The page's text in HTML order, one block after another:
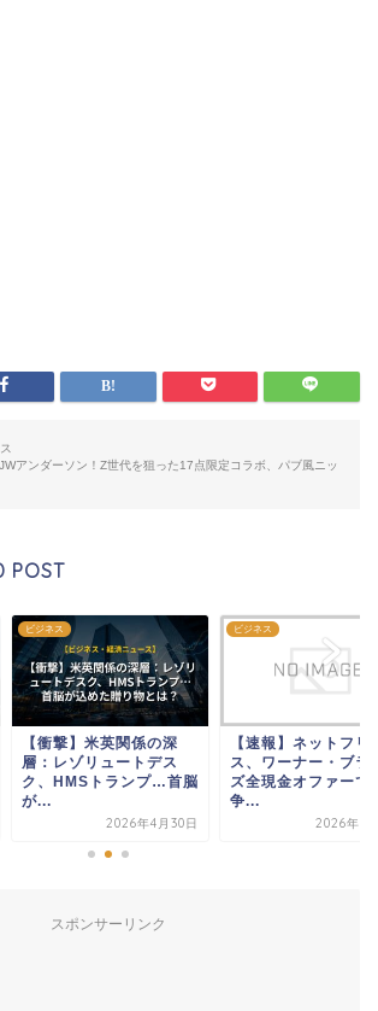
アンダーソン！Z世代を狙った17点限定コラボ、パブ風ニッ
POST
ビジネス
【衝撃】米英関係の深
層：レゾリュートデス
ク、HMSトランプ…首脳
が...
2026年4月30日
ビジネス
【速報】ネットフリ
ス、ワーナー・ブラ
ズ全現金オファーで
争...
2026年1
スポンサーリンク